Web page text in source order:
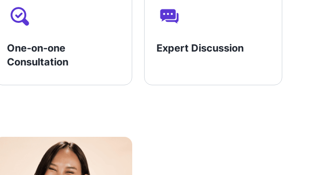
One-on-one
Consultation
Expert Discussion